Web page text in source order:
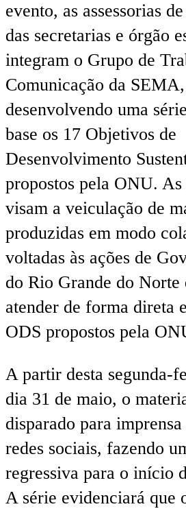
evento, as assessorias
das secretarias e órgão
integram o Grupo de
Comunicação da
desenvolvendo uma
base os 17 Objetivos de
Desenvolvimento
propostos pela ONU.
visam a veiculação de
produzidas em modo
voltadas às ações de
do Rio Grande do Norte
atender de forma direta
ODS propostos pela
A partir desta segunda-
dia 31 de maio, o
disparado para
redes sociais, fazendo
regressiva para o início
A série evidenciará que